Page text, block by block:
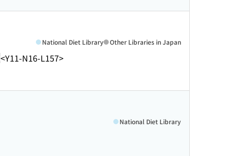
<Y11-N16-L157>
National Diet Library Other Libraries in Japan
National Diet Library